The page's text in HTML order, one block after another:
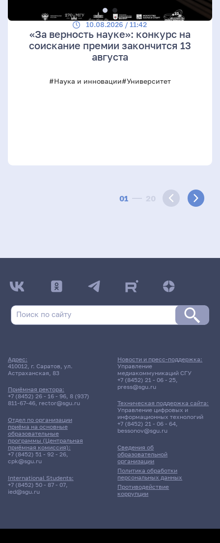
01 20
10.08.2026 / 11:42
«За верность науке»: конкурс на
соискание премии закончится 13
августа
#Наука и инновации#Университет
Адрес:
410012, г. Саратов, ул.
Астраханская, 83
Приёмная ректора:
+7 (8452) 26 - 16 - 96, 8 (937)
811-67-46, rector@sgu.ru
Отдел по организации
приёма на основные
образовательные
программы (Центральная
приёмная комиссия):
+7 (8452) 51 - 92 - 26,
cpk@sgu.ru
International Students:
+7 (8452) 50 - 87 - 07,
ied@sgu.ru
Сведения об
образовательной
организации
Политика обработки
персональных данных
Противодействие
коррупции
Новости и пресс-поддержка:
Управление
медиакоммуникаций СГУ
+7 (8452) 21 - 06 - 25,
press@sgu.ru
Техническая поддержка сайта:
Управление цифровых и
информационных технологий
+7 (8452) 21 - 06 - 64,
bessonov@sgu.ru